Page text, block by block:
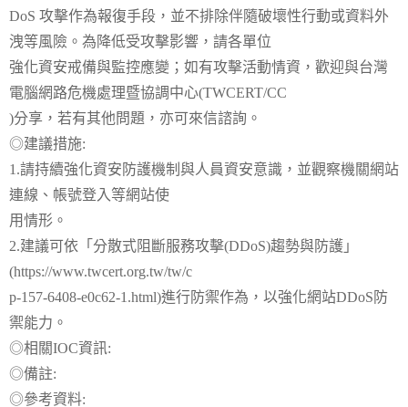
DoS 攻擊作為報復手段，並不排除伴隨破壞性行動或資料外
洩等風險。為降低受攻擊影響，請各單位
強化資安戒備與監控應變；如有攻擊活動情資，歡迎與台灣
電腦網路危機處理暨協調中心(TWCERT/CC
)分享，若有其他問題，亦可來信諮詢。
◎建議措施:
1.請持續強化資安防護機制與人員資安意識，並觀察機關網站
連線、帳號登入等網站使
用情形。
2.建議可依「分散式阻斷服務攻擊(DDoS)趨勢與防護」
(https://www.twcert.org.tw/tw/c
p-157-6408-e0c62-1.html)進行防禦作為，以強化網站DDoS防
禦能力。
◎相關IOC資訊:
◎備註:
◎參考資料: